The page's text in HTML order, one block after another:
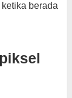
berada